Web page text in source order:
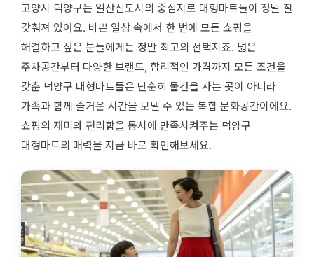
고양시 덕양구는 일산신도시의 중심지로 대형마트들이 정말 잘
갖춰져 있어요. 바쁜 일상 속에서 한 번에 모든 쇼핑을
해결하고 싶은 분들에게는 정말 최고의 선택지죠. 넓은
주차공간부터 다양한 브랜드, 합리적인 가격까지 모든 조건을
갖춘 덕양구 대형마트들은 단순히 물건을 사는 곳이 아니라
가족과 함께 즐거운 시간을 보낼 수 있는 복합 문화공간이에요.
쇼핑의 재미와 편리함을 동시에 만족시켜주는 덕양구
대형마트의 매력을 지금 바로 확인해보세요.